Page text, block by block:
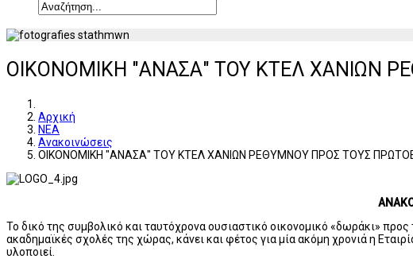
ΟΙΚΟΝΟΜΙΚΗ "ΑΝΑΣΑ" ΤΟΥ ΚΤΕΛ ΧΑΝΙΩΝ
Αρχική
ΝΕΑ
Ανακοινώσεις
ΟΙΚΟΝΟΜΙΚΗ "ΑΝΑΣΑ" ΤΟΥ ΚΤΕΛ ΧΑΝΙΩΝ ΡΕΘΥΜΝΟΥ ΠΡΟΣ ΤΟΥΣ
Το δικό της συμβολικό και ταυτόχρονα ουσιαστικό οικονομικό «δωράκι»
ακαδημαϊκές σχολές της χώρας, κάνει και φέτος για μία ακόμη χρονιά η
υλοποιεί.